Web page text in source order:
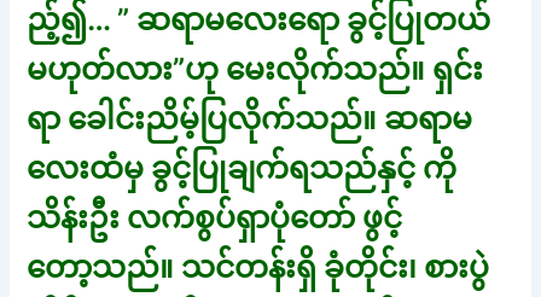
ည့်၍… ” ဆရာမလေးရော ခွင့်ပြုတယ်
မဟုတ်လား”ဟု မေးလိုက်သည်။ ရှင်း
ရာ ခေါင်းညိမ့်ပြလိုက်သည်။ ဆရာမ
လေးထံမှ ခွင့်ပြုချက်ရသည်နှင့် ကို
သိန်းဦး လက်စွပ်ရှာပုံတော် ဖွင့်
တော့သည်။ သင်တန်းရှိ ခုံတိုင်း၊ စားပွဲ